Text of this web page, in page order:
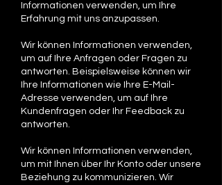
Informationen verwenden, um Ihre
Erfahrung mit uns anzupassen.
Wir können Informationen verwenden,
um auf Ihre Anfragen oder Fragen zu
antworten. Beispielsweise können wir
Ihre Informationen wie Ihre E-Mail-
Adresse verwenden, um auf Ihre
Kundenfragen oder Ihr Feedback zu
antworten.
Wir können Informationen verwenden,
um mit Ihnen über Ihr Konto oder unsere
Beziehung zu kommunizieren. Wir